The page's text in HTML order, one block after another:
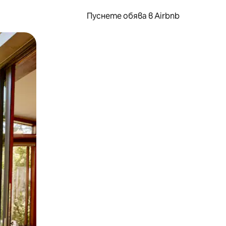
Пуснете обява в Airbnb
или плъзгане.